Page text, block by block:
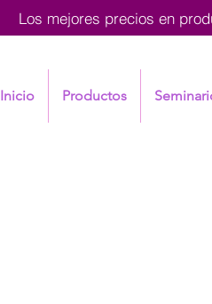
Los mejores precios en
Inicio Productos